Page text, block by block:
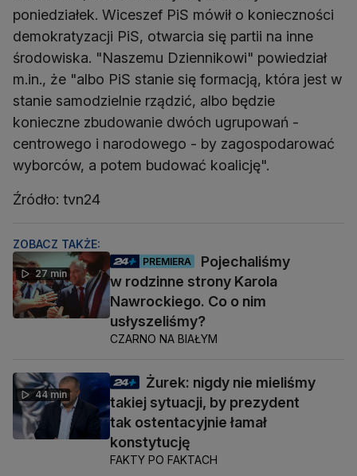
poniedziałek. Wiceszef PiS mówił o konieczności
demokratyzacji PiS, otwarcia się partii na inne
środowiska. "Naszemu Dziennikowi" powiedział
m.in., że "albo PiS stanie się formacją, która jest w
stanie samodzielnie rządzić, albo będzie
konieczne zbudowanie dwóch ugrupowań -
centrowego i narodowego - by zagospodarować
wyborców, a potem budować koalicję".
Źródło: tvn24
ZOBACZ TAKŻE:
27 min
PREMIERA
Pojechaliśmy
w rodzinne strony Karola
Nawrockiego. Co o nim
usłyszeliśmy?
CZARNO NA BIAŁYM
44 min
Żurek: nigdy nie mieliśmy
takiej sytuacji, by prezydent
tak ostentacyjnie łamał
konstytucję
FAKTY PO FAKTACH